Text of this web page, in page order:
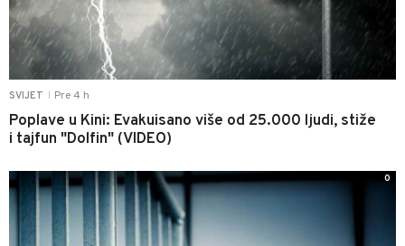
SVIJET Pre 4 h
Poplave u Kini: Evakuisano više od 25.000 ljudi, stiže
i tajfun "Dolfin" (VIDEO)
0